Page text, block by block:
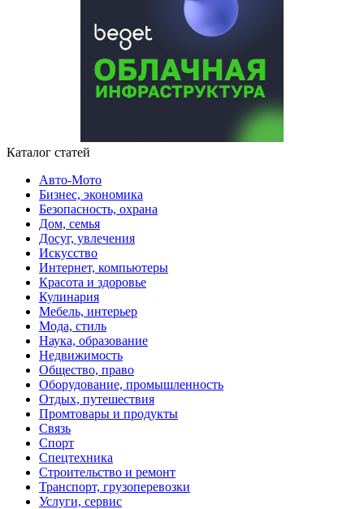
Каталог статей
Авто-Мото
Бизнес, экономика
Безопасность, охрана
Дом, семья
Досуг, увлечения
Искусство
Интернет, компьютеры
Красота и здоровье
Кулинария
Мебель, интерьер
Мода, стиль
Наука, образование
Недвижимость
Общество, право
Оборудование, промышленность
Отдых, путешествия
Промтовары и продукты
Связь
Спорт
Спецтехника
Строительство и ремонт
Транспорт, грузоперевозки
Услуги, сервис